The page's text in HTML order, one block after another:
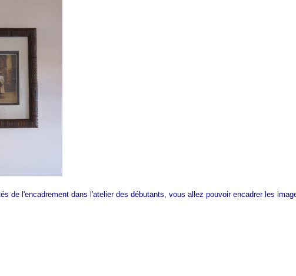
de l'encadrement dans l'atelier des débutants, vous allez pouvoir encadrer les